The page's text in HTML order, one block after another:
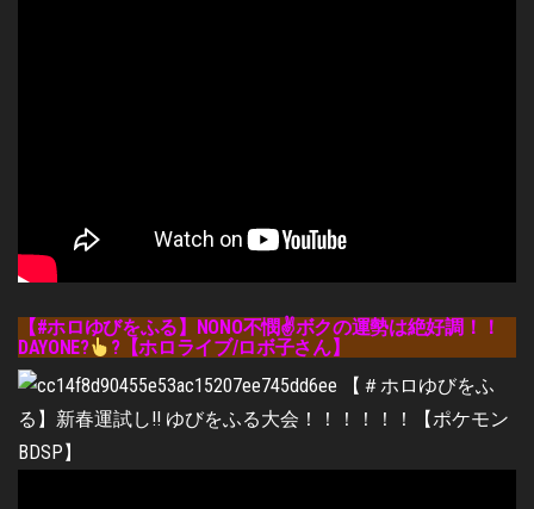
【#ホロゆびをふる】NONO不憫✌ボクの運勢は絶好調！！
DAYONE?
?【ホロライブ/ロボ子さん】